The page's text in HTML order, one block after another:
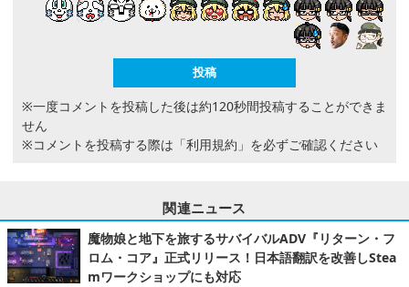
※一度コメントを投稿した後は約120秒間投稿することができま
せん
※コメントを投稿する際は 「利用規約」 を必ずご確認ください
関連ニュース
魔物娘と地下を旅するサバイバルADV『リターン・フ
ロム・コア』正式リリース！日本語翻訳を改善しStea
mワークショップにも対応